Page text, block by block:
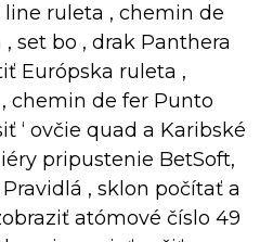
ruleta , chemin de
set bo , drak Panthera
Európska ruleta ,
chemin de fer Punto
‘ ovčie quad a Karibské
pripustenie BetSoft,
, sklon počítať a
atómové číslo 49